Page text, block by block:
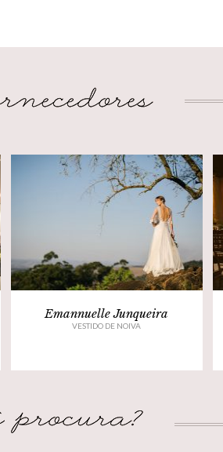
Emannuelle Junqueira
VESTIDO DE NOIVA